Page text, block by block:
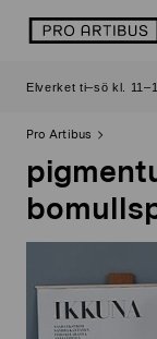
logo
Elverket ti–sö kl.
Pro Artibus